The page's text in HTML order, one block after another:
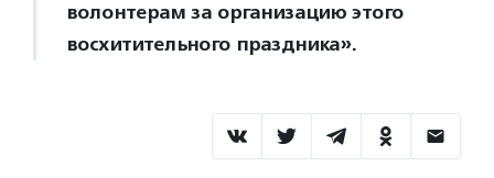
волонтерам за организацию этого
восхитительного праздника».